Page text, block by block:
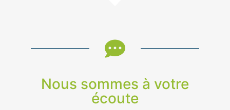
Nous sommes à votre
écoute